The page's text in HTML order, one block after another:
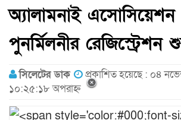
অ্যালামনাই
পুনর্মিলনীর রেজিস্ট্রেশন
সিলেটের ডাক
প্রকাশিত হয়েছে : ০৪
১০:২৫:১৮ অপরাহ্ন